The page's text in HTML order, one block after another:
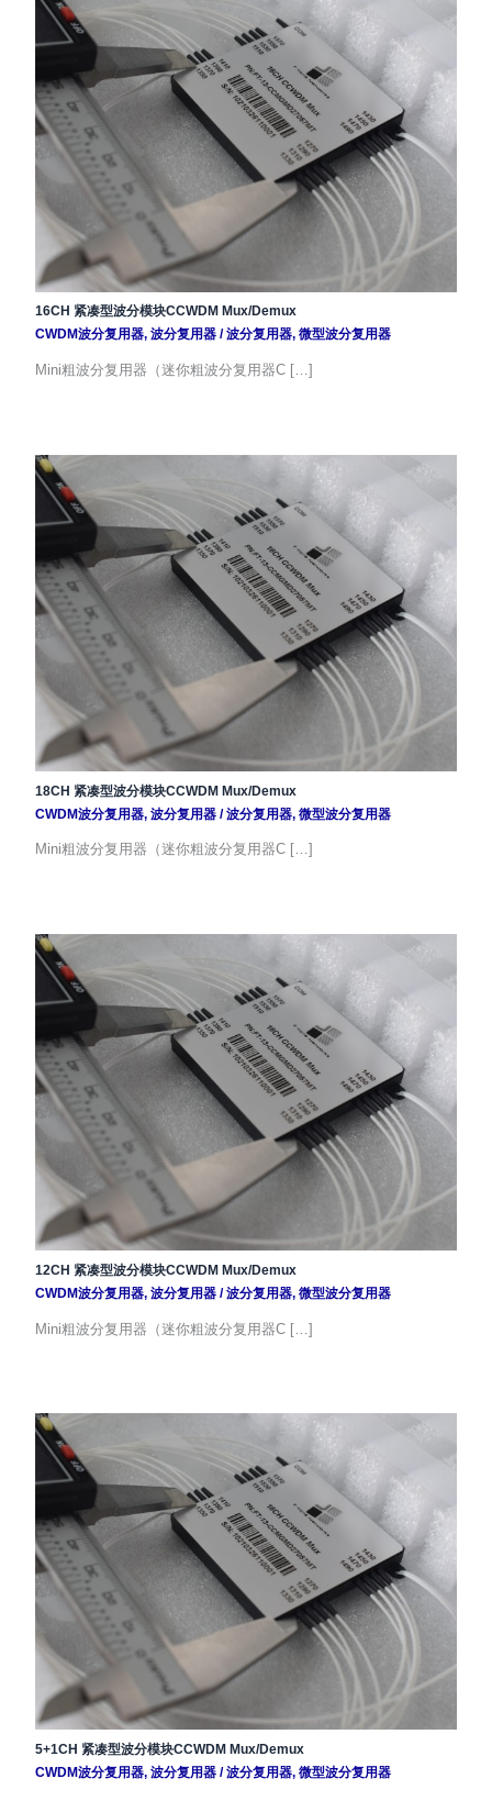
16CH 紧凑型波分模块CCWDM Mux/Demux
CWDM波分复用器, 波分复用器/波分复用器, 微型波分复用器
Mini粗波分复用器（迷你粗波分复用器C […]
18CH 紧凑型波分模块CCWDM Mux/Demux
CWDM波分复用器, 波分复用器/波分复用器, 微型波分复用器
Mini粗波分复用器（迷你粗波分复用器C […]
12CH 紧凑型波分模块CCWDM Mux/Demux
CWDM波分复用器, 波分复用器/波分复用器, 微型波分复用器
Mini粗波分复用器（迷你粗波分复用器C […]
5+1CH 紧凑型波分模块CCWDM Mux/Demux
CWDM波分复用器, 波分复用器/波分复用器, 微型波分复用器